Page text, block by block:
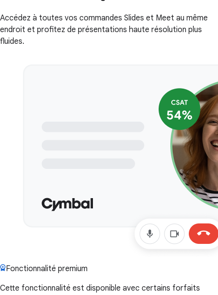
Accédez à toutes vos commandes Slides et Meet au même
endroit et profitez de présentations haute résolution plus
fluides.
Fonctionnalité premium
Cette fonctionnalité est disponible avec certains forfaits